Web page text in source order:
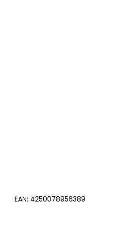
EAN: 4250078956389